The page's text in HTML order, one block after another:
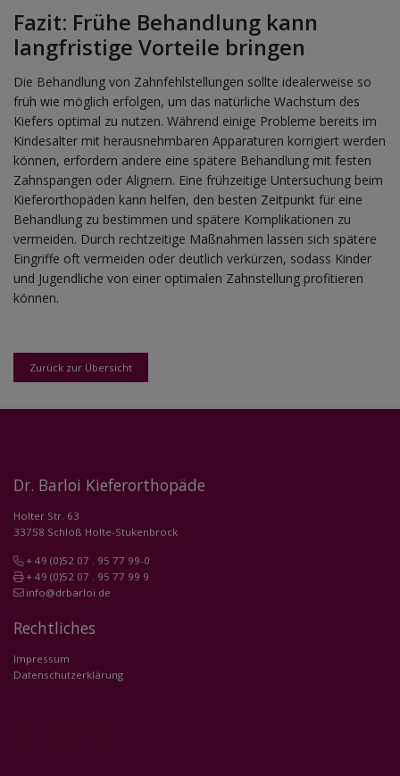
Zurück zur Übersicht
Fazit: Frühe Behandlung kann
langfristige Vorteile bringen
Die Behandlung von Zahnfehlstellungen sollte idealerweise so
früh wie möglich erfolgen, um das natürliche Wachstum des
Kiefers optimal zu nutzen. Während einige Probleme bereits im
Kindesalter mit herausnehmbaren Apparaturen korrigiert werden
können, erfordern andere eine spätere Behandlung mit festen
Zahnspangen oder Alignern. Eine frühzeitige Untersuchung beim
Kieferorthopäden kann helfen, den besten Zeitpunkt für eine
Behandlung zu bestimmen und spätere Komplikationen zu
vermeiden. Durch rechtzeitige Maßnahmen lassen sich spätere
Eingriffe oft vermeiden oder deutlich verkürzen, sodass Kinder
und Jugendliche von einer optimalen Zahnstellung profitieren
können.
Dr. Barloi Kieferorthopäde
Holter Str. 63
33758 Schloß Holte-Stukenbrock
+ 49 (0)52 07 . 95 77 99-0
+ 49 (0)52 07 . 95 77 99 9
info@drbarloi.de
Rechtliches
Impressum
Datenschutzerklärung